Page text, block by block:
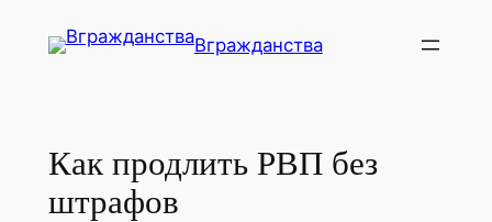
Вгражданства
Как продлить РВП без
штрафов